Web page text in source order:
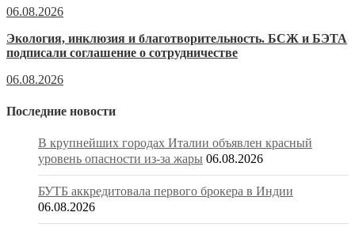
06.08.2026
Экология, инклюзия и благотворительность. БСЖ и БЭТА
подписали соглашение о сотрудничестве
06.08.2026
Последние новости
В крупнейших городах Италии объявлен красный
уровень опасности из-за жары 06.08.2026
БУТБ аккредитовала первого брокера в Индии
06.08.2026